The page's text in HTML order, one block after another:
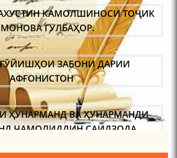
КАМОЛШИНОСИ ТОҶИК
ГУЛБАҲОР.
ЗАБОНИ ДАРИИ
АФҒОНИСТОН
ВА ҲУНАРМАНДИ
ҶАМОЛИДДИН САИДЗОДА